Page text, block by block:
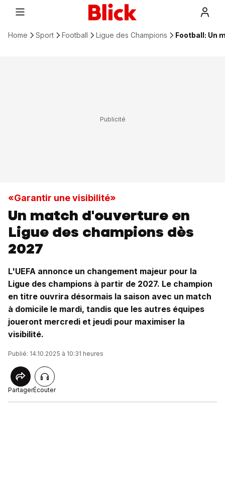
Home Sport Football Ligue des Champions Football: Un
«Garantir une visibilité»
Un match d'ouverture en
Ligue des champions dès
2027
L'UEFA annonce un changement majeur pour la
Ligue des champions à partir de 2027. Le champion
en titre ouvrira désormais la saison avec un match
à domicile le mardi, tandis que les autres équipes
joueront mercredi et jeudi pour maximiser la
visibilité.
Publié: 14.10.2025 à 10:31 heures
PartagerÉcouter